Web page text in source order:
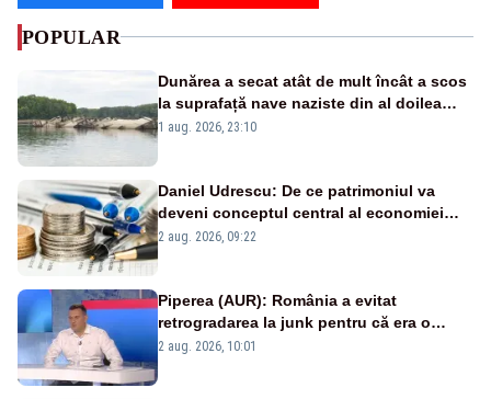
POPULAR
Dunărea a secat atât de mult încât a scos
la suprafață nave naziste din al doilea
război mondial
1 aug. 2026, 23:10
Daniel Udrescu: De ce patrimoniul va
deveni conceptul central al economiei
viitoare?
2 aug. 2026, 09:22
Piperea (AUR): România a evitat
retrogradarea la junk pentru că era o
catastrofă pentru bănci și fondurile de
2 aug. 2026, 10:01